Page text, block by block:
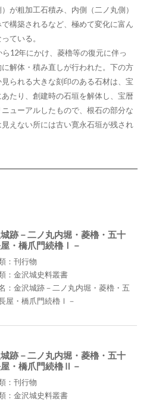
が粗加工石積み、内側（二ノ丸側）
構築されるなど、極めて変化に富ん
ている。
ら12年にかけ、菱櫓等の復元に伴っ
解体・積み直しが行われた。下の方
られる大きな刻印のある石材は、宝
たり、創建時の石垣を解体し、宝暦
ューアルしたもので、根石の部分な
見えない所には古い寛永石垣が残され
跡－二ノ丸内堀・菱櫓・五十
・橋爪門続櫓Ⅰ－
：刊行物
：金沢城史料叢書
：金沢城跡－二ノ丸内堀・菱櫓・五
屋・橋爪門続櫓Ⅰ－
跡－二ノ丸内堀・菱櫓・五十
・橋爪門続櫓Ⅱ－
：刊行物
：金沢城史料叢書